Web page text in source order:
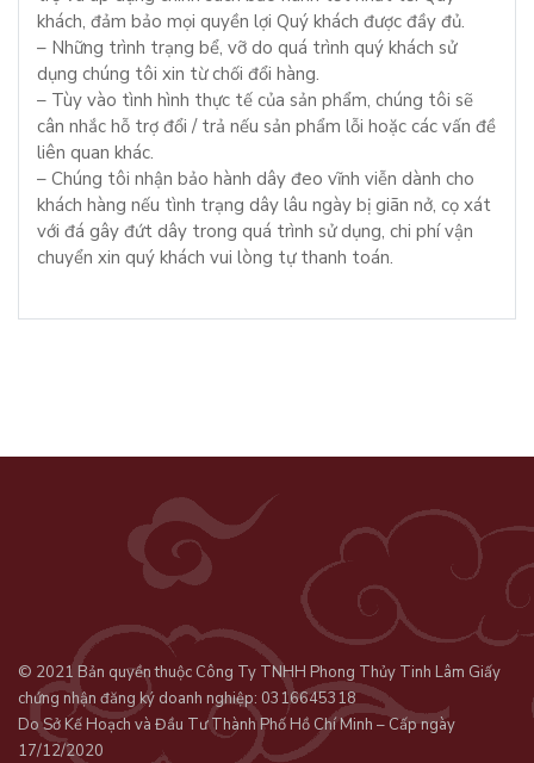
khách, đảm bảo mọi quyền lợi Quý khách được đầy đủ.
– Những trình trạng bể, vỡ do quá trình quý khách sử
dụng chúng tôi xin từ chối đổi hàng.
– Tùy vào tình hình thực tế của sản phẩm, chúng tôi sẽ
cân nhắc hỗ trợ đổi / trả nếu sản phẩm lỗi hoặc các vấn đề
liên quan khác.
– Chúng tôi nhận bảo hành dây đeo vĩnh viễn dành cho
khách hàng nếu tình trạng dây lâu ngày bị giãn nở, cọ xát
với đá gây đứt dây trong quá trình sử dụng, chi phí vận
chuyển xin quý khách vui lòng tự thanh toán.
© 2021 Bản quyền thuộc Công Ty TNHH Phong Thủy Tinh Lâm Giấy
chứng nhận đăng ký doanh nghiệp: 0316645318
Do Sở Kế Hoạch và Đầu Tư Thành Phố Hồ Chí Minh – Cấp ngày
17/12/2020